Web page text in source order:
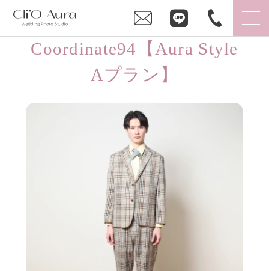
Coordinate94【Aura Style
Aプラン】